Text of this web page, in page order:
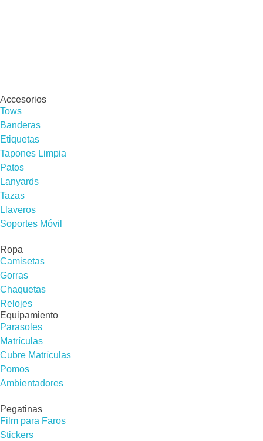
Accesorios
Tows
Banderas
Etiquetas
Tapones Limpia
Patos
Lanyards
Tazas
Llaveros
Soportes Móvil
Ropa
Camisetas
Gorras
Chaquetas
Relojes
Equipamiento
Parasoles
Matrículas
Cubre Matrículas
Pomos
Ambientadores
Pegatinas
Film para Faros
Stickers